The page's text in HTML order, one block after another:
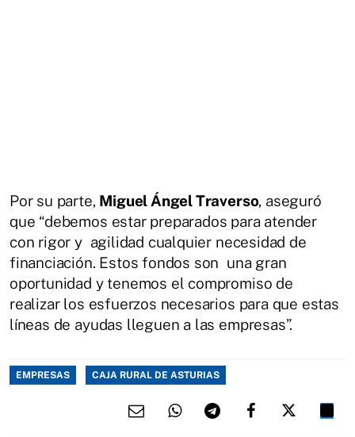
Por su parte, Miguel Ángel Traverso, aseguró
que “debemos estar preparados para atender
con rigor y agilidad cualquier necesidad de
financiación. Estos fondos son una gran
oportunidad y tenemos el compromiso de
realizar los esfuerzos necesarios para que estas
líneas de ayudas lleguen a las empresas”.
EMPRESAS CAJA RURAL DE ASTURIAS